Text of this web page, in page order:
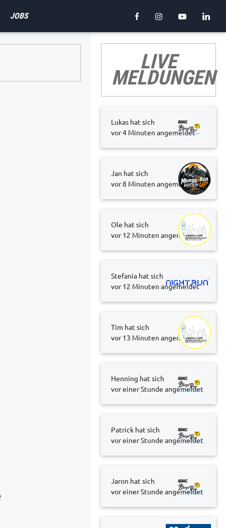
JOBS
LIVE
MELDUNGEN
Lukas hat sich
vor 4 Minuten angemeldet
Jan hat sich
vor 8 Minuten angemeldet
Ole hat sich
vor 12 Minuten angemeldet
Stefania hat sich
vor 12 Minuten angemeldet
Tim hat sich
vor 13 Minuten angemeldet
Henning hat sich
vor einer Stunde angemeldet
Patrick hat sich
vor einer Stunde angemeldet
Jaron hat sich
vor einer Stunde angemeldet